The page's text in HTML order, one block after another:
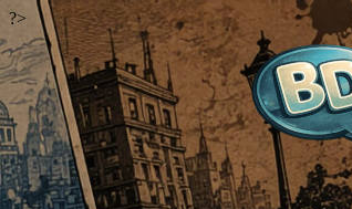
?>